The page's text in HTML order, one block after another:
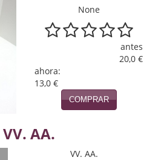
None
antes
20,0 €
ahora:
13,0 €
COMPRAR
VV. AA.
VV. AA.